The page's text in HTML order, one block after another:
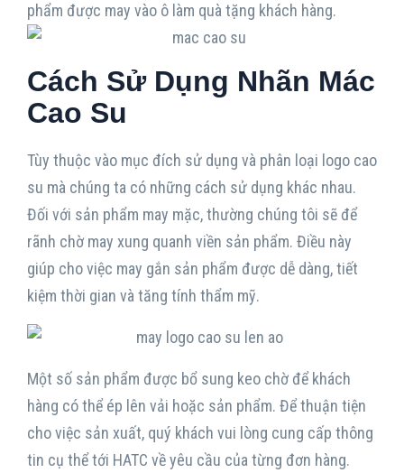
phẩm được may vào ô làm quà tặng khách hàng.
Cách Sử Dụng Nhãn Mác
Cao Su
Tùy thuộc vào mục đích sử dụng và phân loại logo cao
su mà chúng ta có những cách sử dụng khác nhau.
Đối với sản phẩm may mặc, thường chúng tôi sẽ để
rãnh chờ may xung quanh viền sản phẩm. Điều này
giúp cho việc may gắn sản phẩm được dễ dàng, tiết
kiệm thời gian và tăng tính thẩm mỹ.
Một số sản phẩm được bổ sung keo chờ để khách
hàng có thể ép lên vải hoặc sản phẩm. Để thuận tiện
cho việc sản xuất, quý khách vui lòng cung cấp thông
tin cụ thể tới HATC về yêu cầu của từng đơn hàng.